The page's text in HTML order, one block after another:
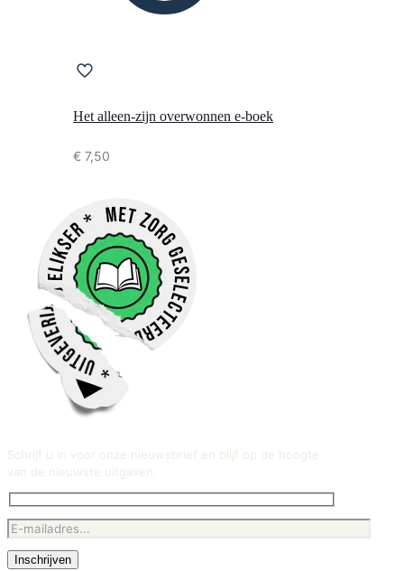
Het alleen-zijn overwonnen e-boek
€ 7,50
Schrijf u in voor onze nieuwsbrief en blijf op de hoogte
van de nieuwste uitgaven.